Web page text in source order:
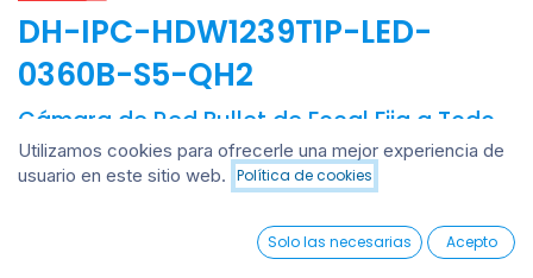
Añadir al carrito
0
Wishlist Account
DH-IPC-HDW1239T1P-LED-
0360B-S5-QH2
Cámara de Red Bullet de Focal Fija a Todo
Color de Entrada de 2MP
Cámara Eyeball IP Full Color 2MP / Sin microfono / Lente fija
para ver precio
Utilizamos cookies para ofrecerle una mejor experiencia de
usuario en este sitio web. Política de cookies
Solo las necesarias Acepto